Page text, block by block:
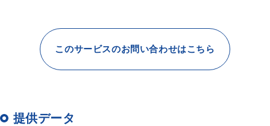
このサービスのお問い合わせはこちら
提供データ